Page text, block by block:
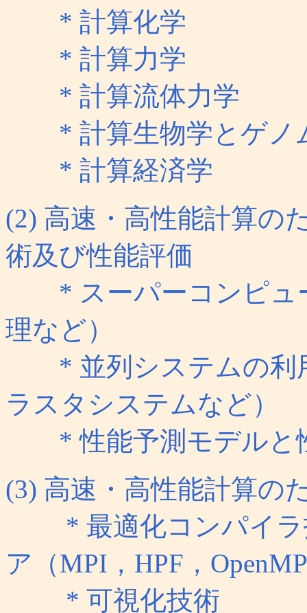
* 計算化学
* 計算力学
* 計算流体力学
* 計算生物学とゲノ
* 計算経済学
(2) 高速・高性能計算の
術及び性能評価
* スーパーコンピュ
理など）
* 並列システムの利
ラスタシステムなど）
* 性能予測モデルと
(3) 高速・高性能計算の
* 最適化コンパイラ
ア（MPI，HPF，
* 可視化技術